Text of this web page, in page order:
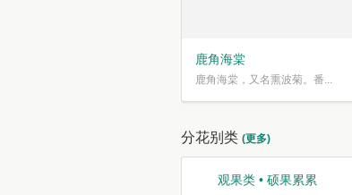
鹿角海棠
鹿角海棠，又名熏波菊。番...
分花别类 (更多)
观果类 • 硕果累累